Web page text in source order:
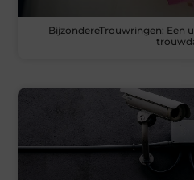
BijzondereTrouwringen: Een